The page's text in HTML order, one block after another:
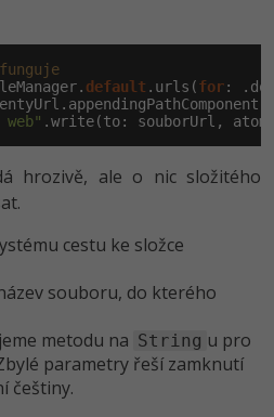
default .urls(for:
.write(to: souborUrl,
hrozivě, ale o nic složitého
cestu ke složce
souboru, do kterého
metodu na String u pro
parametry řeší zamknutí
češtiny.